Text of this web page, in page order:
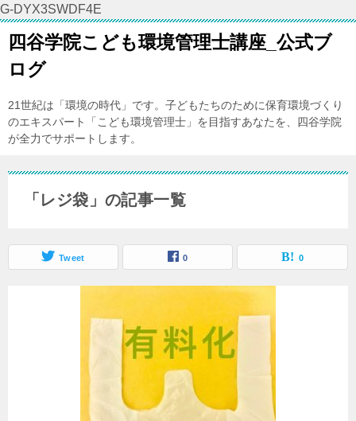
G-DYX3SWDF4E
四谷学院こども環境管理士講座_公式ブ
ログ
21世紀は「環境の時代」です。子どもたちのために保育環境づくり
のエキスパート「こども環境管理士」を目指すあなたを、四谷学院
が全力でサポートします。
「レジ袋」の記事一覧
Tweet 0 0